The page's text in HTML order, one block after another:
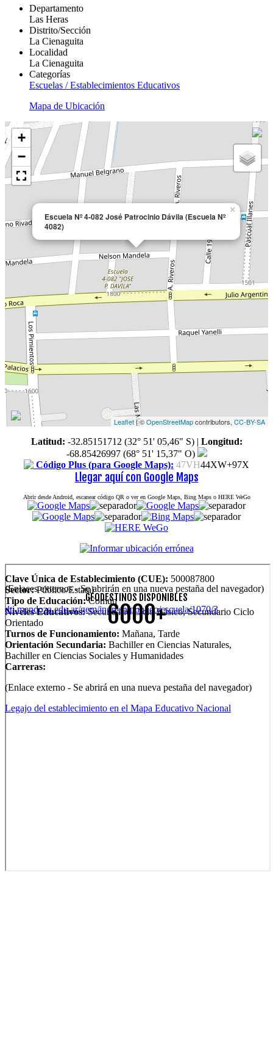
Departamento
Las Heras
Distrito/Sección
La Cienaguita
Localidad
La Cienaguita
Categorías
Escuelas / Establecimientos Educativos
Mapa de Ubicación
Escuela Nº 4-082 José Patrocinio Dávila (Escuela Nº
4082)
×
+
−
Leaflet| ©OpenStreetMapcontributors, CC-BY-SA
Latitud: -32.85151712 (32° 51' 05,46" S)| Longitud:
-68.85426997 (68° 51' 15,37" O)
Código Plus (para Google Maps): 47VH44XW+97X
Llegar aquí con Google Maps
Abrir desde Android, escanear código QR o ver en Google Maps, Bing Maps o HERE WeGo
Clave Única de Establecimiento (CUE): 500087800
Sector:Público/Estatal
Tipo de Educación:Común
Niveles Educativos:Secundario Ciclo Básico, Secundario Ciclo
Orientado
Turnos de Funcionamiento: Mañana, Tarde
Orientación Secundaria: Bachiller en Ciencias Naturales,
Bachiller en Ciencias Sociales y Humanidades
Carreras:
(Enlace externo - Se abrirá en una nueva pestaña del navegador)
Legajo del establecimiento en el Mapa Educativo Nacional
(Enlaces externos - Se abrirán en una nueva pestaña del navegador)
dti.mendoza.edu.ar/gem/ingreso/publico/escuela/1070/3
GEODESTINOS DISPONIBLES
6000+